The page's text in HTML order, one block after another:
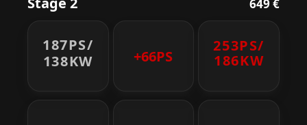
649 €
187PS/
138KW
+66PS
253PS/
186KW